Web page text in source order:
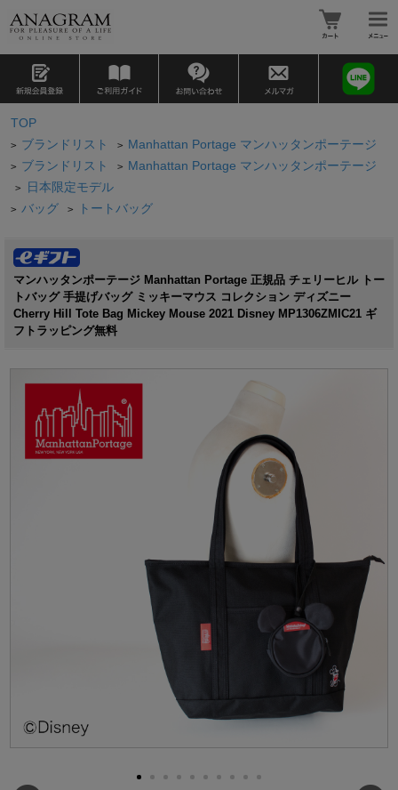
TOP
> ブランドリスト > Manhattan Portage マンハッタンポーテージ
> ブランドリスト > Manhattan Portage マンハッタンポーテージ
> 日本限定モデル
> バッグ > トートバッグ
マンハッタンポーテージ Manhattan Portage 正規品 チェリーヒル トー
トバッグ 手提げバッグ ミッキーマウス コレクション ディズニー
Cherry Hill Tote Bag Mickey Mouse 2021 Disney MP1306ZMIC21 ギ
フトラッピング無料